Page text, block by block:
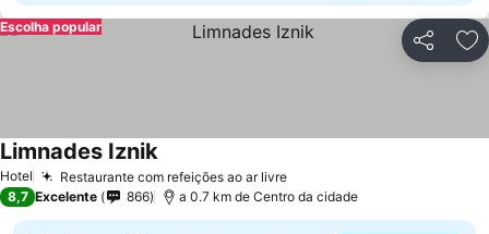
Partilhar
Escolha popular
Hotel Restaurante com refeições ao ar livre
Limnades Iznik
8,7 Excelente 866 a 0.7 km de Centro da cidade